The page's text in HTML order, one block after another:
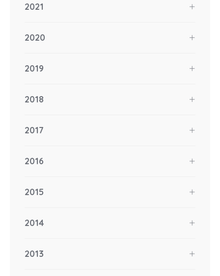
2021
2020
2019
2018
2017
2016
2015
2014
2013